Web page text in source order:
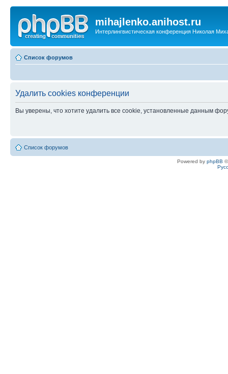
mihajlenko.anihost.ru
Интерлингвистическая конференция Николая
Список форумов
Удалить cookies конференции
Вы уверены, что хотите удалить все cookie, установленные данным
Список форумов
Powered by phpBB